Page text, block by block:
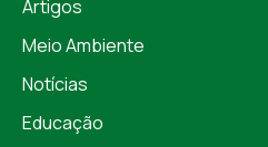
Artigos
Meio Ambiente
Notícias
Educação